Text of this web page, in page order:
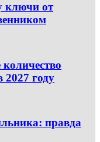
ключи от
году
правда